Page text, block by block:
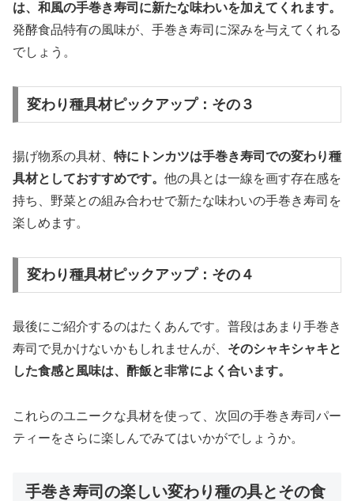
は、和風の手巻き寿司に新たな味わいを加えてくれます。
発酵食品特有の風味が、手巻き寿司に深みを与えてくれる
でしょう。
変わり種具材ピックアップ：その３
揚げ物系の具材、 特にトンカツは手巻き寿司での変わり種
具材としておすすめです。 他の具とは一線を画す存在感を
持ち、野菜との組み合わせで新たな味わいの手巻き寿司を
楽しめます。
変わり種具材ピックアップ：その４
最後にご紹介するのはたくあんです。普段はあまり手巻き
寿司で見かけないかもしれませんが、 そのシャキシャキと
した食感と風味は、酢飯と非常によく合います。
これらのユニークな具材を使って、次回の手巻き寿司パー
ティーをさらに楽しんでみてはいかがでしょうか。
手巻き寿司の楽しい変わり種の具とその食